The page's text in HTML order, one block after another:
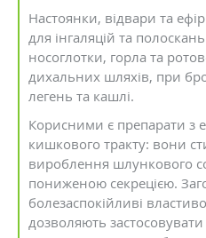
Настоянки, відвари та
для інгаляцій та
носоглотки, горла та
дихальних шляхів, при
легень та кашлі.
Корисними є препарати з
кишкового тракту: вони
вироблення шлункового
пониженою секрецією.
болезаспокійливі
дозволяють